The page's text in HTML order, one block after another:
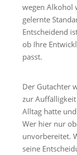
wegen Alkohol
gelernte
Entscheidend
ob Ihre
passt.
Der Gutachter
zur
Alltag hatte
Wer hier nur
unvorbereitet.
seine